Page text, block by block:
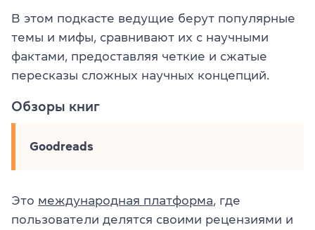
В этом подкасте ведущие берут популярные
темы и мифы, сравнивают их с научными
фактами, предоставляя четкие и сжатые
пересказы сложных научных концепций.
Обзоры книг
Goodreads
Это международная платформа, где
пользователи делятся своими рецензиями и